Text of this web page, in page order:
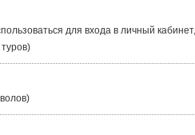
для входа в личный кабинет,